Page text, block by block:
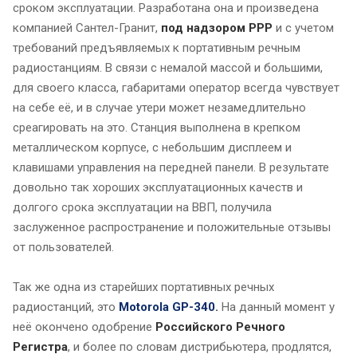
сроком эксплуатации. Разработана она и произведена
компанией Сантел-Гранит, под надзором РРР и с учетом
требований предъявляемых к портативным речным
радиостанциям. В связи с немалой массой и большими,
для своего класса, габаритами оператор всегда чувствует
на себе её, и в случае утери может незамедлительно
среагировать на это. Станция выполнена в крепком
металлическом корпусе, с небольшим дисплеем и
клавишами управления на передней панели. В результате
довольно так хороших эксплуатационных качеств и
долгого срока эксплуатации на ВВП, получила
заслуженное распространение и положительные отзывы
от пользователей.
Так же одна из старейших портативных речных
радиостанций, это Motorola GP-340. На данный момент у
неё окончено одобрение Российского Речного
Регистра, и более по словам дистрибьютера, продлятся,